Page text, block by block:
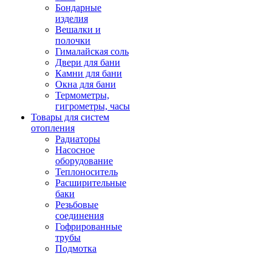
Бондарные
изделия
Вешалки и
полочки
Гималайская соль
Двери для бани
Камни для бани
Окна для бани
Термометры,
гигрометры, часы
Товары для систем
отопления
Радиаторы
Насосное
оборудование
Теплоноситель
Расширительные
баки
Резьбовые
соединения
Гофрированные
трубы
Подмотка